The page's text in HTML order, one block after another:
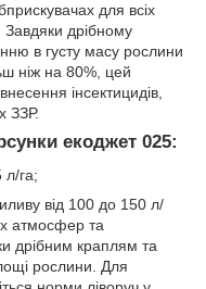
для всіх
Завдяки дрібному
в густу масу рослини
ніж на 80%, цей
інсектицидів,
ЗЗР.
екоджет 025:
га;
від 100 до 150 л/
атмосфер та
дрібним краплям та
рослини. Для